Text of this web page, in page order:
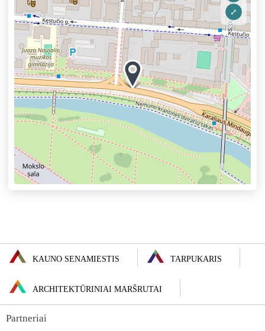
⤢
KAUNO SENAMIESTIS TARPUKARIS
ARCHITEKTŪRINIAI MARŠRUTAI
Partneriai